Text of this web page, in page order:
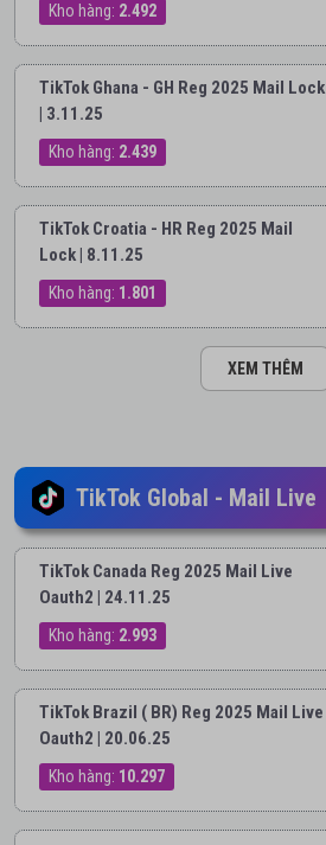
Kho hàng: 2.492
TikTok Ghana - GH Reg 2025 Mail Lock
| 3.11.25
Kho hàng: 2.439
TikTok Croatia - HR Reg 2025 Mail
Lock | 8.11.25
Kho hàng: 1.801
XEM THÊM
TikTok Global - Mail Live
TikTok Canada Reg 2025 Mail Live
Oauth2 | 24.11.25
Kho hàng: 2.993
TikTok Brazil ( BR) Reg 2025 Mail Live
Oauth2 | 20.06.25
Kho hàng: 10.297